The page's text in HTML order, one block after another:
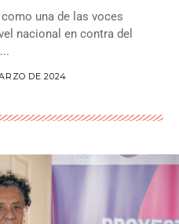
una de las voces
nacional en contra del
DE 2024